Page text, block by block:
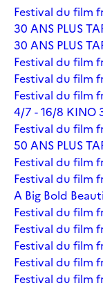
Festival du film
30 ANS PLUS
30 ANS PLUS
Festival du film
Festival du film
Festival du film
4/7 - 16/8 KINO
Festival du film
50 ANS PLUS
Festival du film
Festival du film
A Big Bold
Festival du film
Festival du film
Festival du film
Festival du film
Festival du film